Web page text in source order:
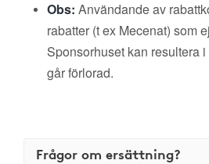
Obs: Användande av
rabatter (t ex Mecenat) som
Sponsorhuset kan resultera
går förlorad.
Frågor om ersättning?